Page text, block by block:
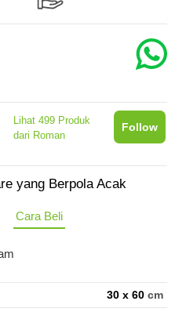
Lihat 499 Produk
dari Roman
Follow
yang Berpola Acak
Cara Beli
30 x 60 cm